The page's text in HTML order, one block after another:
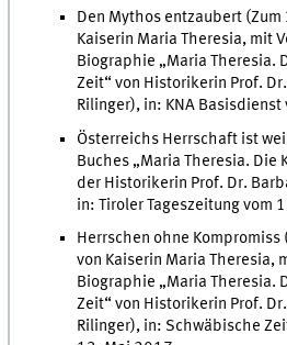
Den Mythos entzaubert
Kaiserin Maria Theresia, mit
Biographie „Maria Theresia.
Zeit“ von Historikerin Prof.
Rilinger), in: KNA
Österreichs Herrschaft ist
Buches „Maria Theresia. Die
der Historikerin Prof. Dr.
in: Tiroler Tageszeitung vom
Herrschen ohne
von Kaiserin Maria Theresia,
Biographie „Maria Theresia.
Zeit“ von Historikerin Prof.
Rilinger), in: Schwäbische